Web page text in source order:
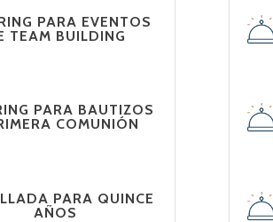
PARA EVENTOS
TEAM BUILDING
PARA BAUTIZOS
COMUNIÓN
PARA QUINCE
AÑOS